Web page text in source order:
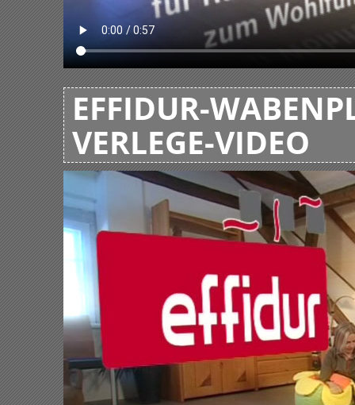
EFFIDUR-
VERLEGE-VIDEO